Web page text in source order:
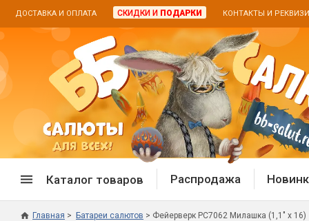
ДОСТАВКА И ОПЛАТА СКИДКИ И ПОДАРКИ КОНТАКТЫ И
Каталог товаров Распродажа
Главная Батареи салютов Фейерверк РС7062 Милашка (1,1" х 16)